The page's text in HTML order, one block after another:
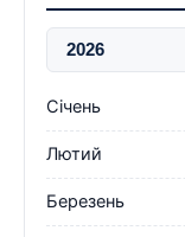
Січень
Лютий
Березень